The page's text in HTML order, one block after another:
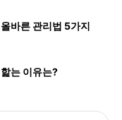
바른 관리법 5가지
는 이유는?